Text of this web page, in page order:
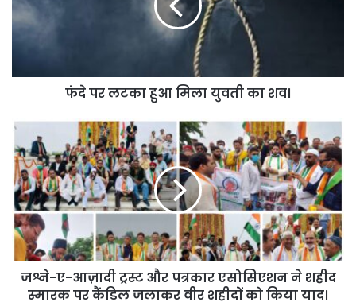
मिला
युवती
का
फंदे पर लटका हुआ मिला युवती का शव।
जश्ने-
ए-
आज़ादी
ट्रस्ट
और
पत्रकार
एसोसिएशन
ने
शहीद
स्मारक
जश्ने-ए-आज़ादी ट्रस्ट और पत्रकार एसोसिएशन ने शहीद
स्मारक पर कैंडिल जलाकर वीर शहीदों को किया याद।